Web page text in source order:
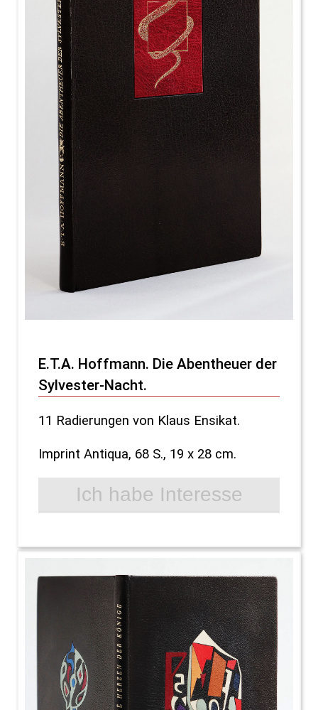
E.T.A. Hoffmann. Die Abentheuer der
Sylvester-Nacht.
11 Radierungen von Klaus Ensikat.
Imprint Antiqua, 68 S., 19 x 28 cm.